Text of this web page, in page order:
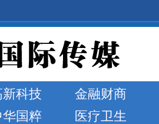
新科技 金融财商
华国粹 医疗卫生